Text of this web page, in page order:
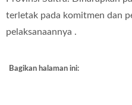
terletak pada komitmen dan
pelaksanaannya .
Bagikan halaman ini: